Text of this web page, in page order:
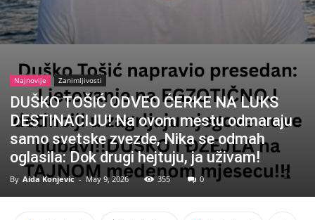
Najnovije Zanimljivosti
DUŠKO TOŠIĆ ODVEO ĆERKE NA LUKS
DESTINACIJU! Na ovom mestu odmaraju
samo svetske zvezde, Nika se odmah
oglasila: Dok drugi hejtuju, ja uživam!
By Aida Konjevic - May 9, 2026 355 0